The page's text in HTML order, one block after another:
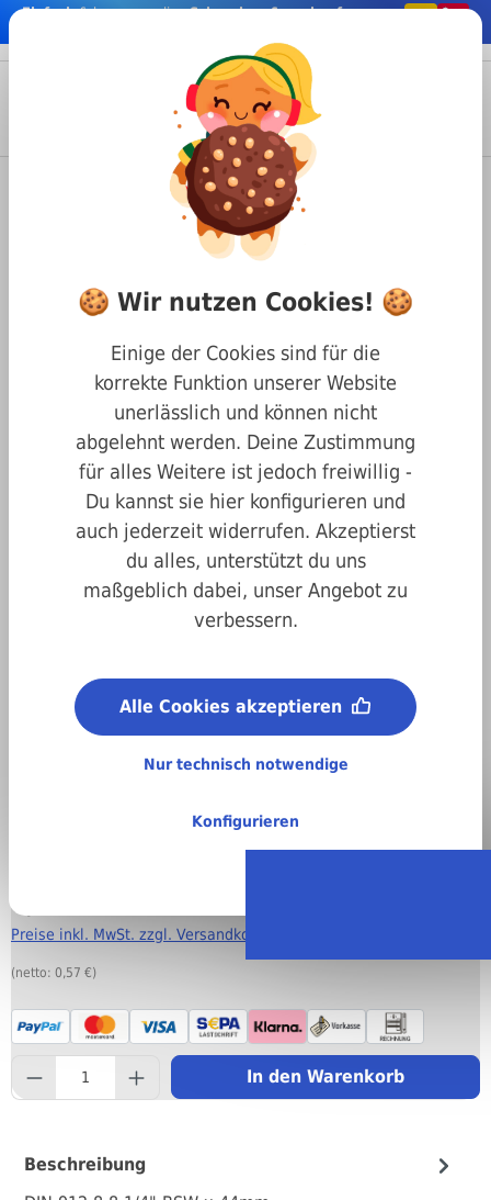
springen
Einfach& bequem onlineSchrauben & co. kaufen
Anmelden
Befestigungstechnik Schrauben
ähnl. DIN 912 Zylinderkopf Innensechkant
DIN 912 8.8 1/4" BSW x 44mm
BSW-Zollgewinde:
4-6 Arbeitstage
0,68 €
Preise inkl. MwSt. zzgl. Versandkosten
(netto: 0,57 €)
In den Warenkorb
Beschreibung
🍪 Wir nutzen Cookies! 🍪
Einige der Cookies sind für die
korrekte Funktion unserer Website
unerlässlich und können nicht
abgelehnt werden. Deine Zustimmung
für alles Weitere ist jedoch freiwillig -
Du kannst sie hier konfigurieren und
auch jederzeit widerrufen. Akzeptierst
du alles, unterstützt du uns
maßgeblich dabei, unser Angebot zu
verbessern.
Alle Cookies akzeptieren
Nur technisch notwendige
Konfigurieren